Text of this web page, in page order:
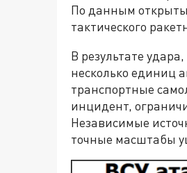
По данным
тактического
В результате
несколько единиц
транспортные
инцидент,
Независимые
точные масштабы